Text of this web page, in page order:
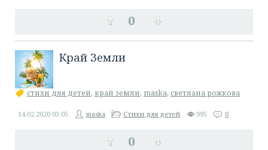
0
Край Земли
стихи для детей, край земли, maska, светлана рожкова
0
14.02.2020 03:05 maska Стихи для детей 995 0